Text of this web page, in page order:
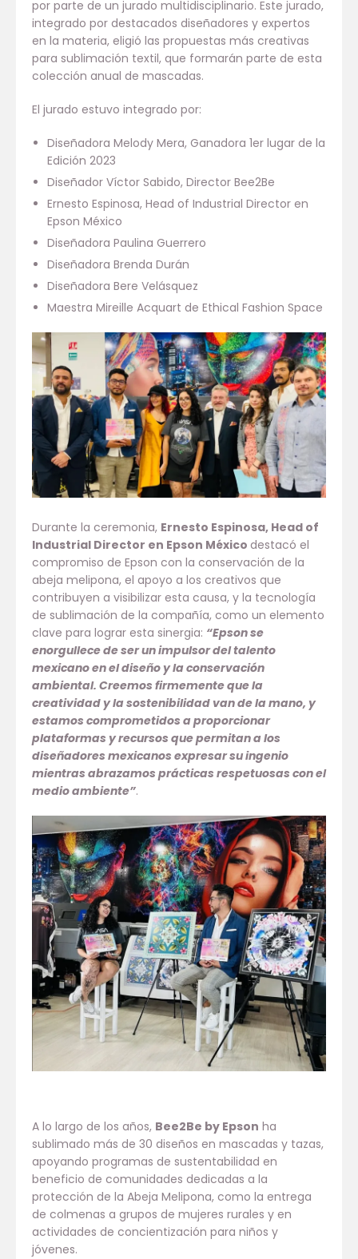
por parte de un jurado multidisciplinario. Este jurado,
integrado por destacados diseñadores y expertos
en la materia, eligió las propuestas más creativas
para sublimación textil, que formarán parte de esta
colección anual de mascadas.
El jurado estuvo integrado por:
Diseñadora Melody Mera, Ganadora 1er lugar de la
Edición 2023
Diseñador Víctor Sabido, Director Bee2Be
Ernesto Espinosa, Head of Industrial Director en
Epson México
Diseñadora Paulina Guerrero
Diseñadora Brenda Durán
Diseñadora Bere Velásquez
Maestra Mireille Acquart de Ethical Fashion Space
Durante la ceremonia, Ernesto Espinosa, Head of
Industrial Director en Epson México destacó el
compromiso de Epson con la conservación de la
abeja melipona, el apoyo a los creativos que
contribuyen a visibilizar esta causa, y la tecnología
de sublimación de la compañía, como un elemento
clave para lograr esta sinergia: “Epson se
enorgullece de ser un impulsor del talento
mexicano en el diseño y la conservación
ambiental. Creemos firmemente que la
creatividad y la sostenibilidad van de la mano, y
estamos comprometidos a proporcionar
plataformas y recursos que permitan a los
diseñadores mexicanos expresar su ingenio
mientras abrazamos prácticas respetuosas con el
medio ambiente”.
A lo largo de los años, Bee2Be by Epson ha
sublimado más de 30 diseños en mascadas y tazas,
apoyando programas de sustentabilidad en
beneficio de comunidades dedicadas a la
protección de la Abeja Melipona, como la entrega
de colmenas a grupos de mujeres rurales y en
actividades de concientización para niños y
jóvenes.